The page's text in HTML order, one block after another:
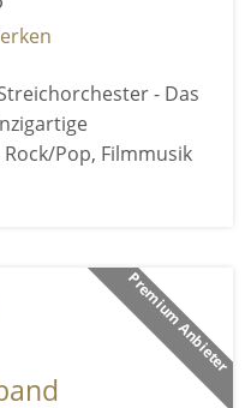
- Das
Pop, Filmmusik
Premium Anbieter